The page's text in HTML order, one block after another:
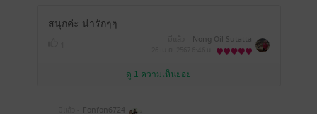
สนุกค่ะ น่ารักๆๆ
Nong Oil Sutatta
ดู 1 ความเห็นย่อย
Fonfon6724